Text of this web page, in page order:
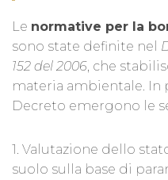
Le normative per la
sono state definite nel
152 del 2006, che
materia ambientale. In
Decreto emergono le
1. Valutazione dello
suolo sulla base di